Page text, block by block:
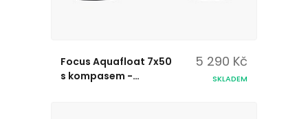
Focus Aquafloat 7x50
s kompasem -
5 290 Kč
SKLADEM